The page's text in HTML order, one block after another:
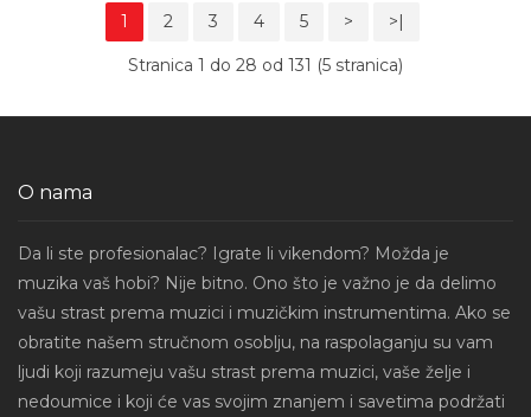
1 2 3 4 5 > >|
Stranica 1 do 28 od 131 (5 stranica)
O nama
Da li ste profesionalac? Igrate li vikendom? Možda je
muzika vaš hobi? Nije bitno. Ono što je važno je da delimo
vašu strast prema muzici i muzičkim instrumentima. Ako se
obratite našem stručnom osoblju, na raspolaganju su vam
ljudi koji razumeju vašu strast prema muzici, vaše želje i
nedoumice i koji će vas svojim znanjem i savetima podržati